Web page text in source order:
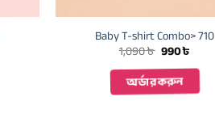
Baby T-shirt Combo> 710
1,090৳ Original
price
was:
1,090 ৳ .
990৳
is:
990 ৳ .
অর্ডার করুন